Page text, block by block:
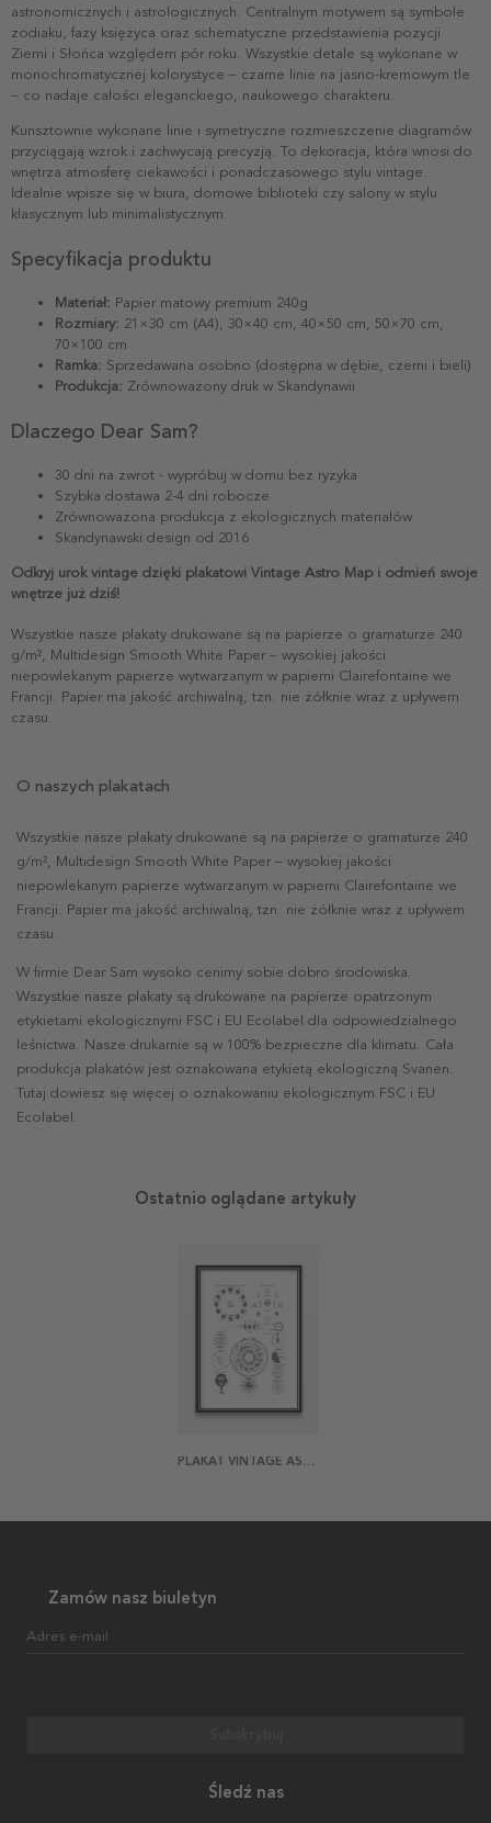
astronomicznych i astrologicznych. Centralnym motywem są symbole
zodiaku, fazy księżyca oraz schematyczne przedstawienia pozycji
Ziemi i Słońca względem pór roku. Wszystkie detale są wykonane w
monochromatycznej kolorystyce – czarne linie na jasno-kremowym tle
– co nadaje całości eleganckiego, naukowego charakteru.
Kunsztownie wykonane linie i symetryczne rozmieszczenie diagramów
przyciągają wzrok i zachwycają precyzją. To dekoracja, która wnosi do
wnętrza atmosferę ciekawości i ponadczasowego stylu vintage.
Idealnie wpisze się w biura, domowe biblioteki czy salony w stylu
klasycznym lub minimalistycznym.
Specyfikacja produktu
Materiał: Papier matowy premium 240g
Rozmiary: 21×30 cm (A4), 30×40 cm, 40×50 cm, 50×70 cm,
70×100 cm
Ramka: Sprzedawana osobno (dostępna w dębie, czerni i bieli)
Produkcja: Zrównoważony druk w Skandynawii
Dlaczego Dear Sam?
30 dni na zwrot - wypróbuj w domu bez ryzyka
Szybka dostawa 2-4 dni robocze
Zrównoważona produkcja z ekologicznych materiałów
Skandynawski design od 2016
Odkryj urok vintage dzięki plakatowi Vintage Astro Map i odmień swoje
wnętrze już dziś!
Wszystkie nasze plakaty drukowane są na papierze o gramaturze 240
g/m², Multidesign Smooth White Paper – wysokiej jakości
niepowlekanym papierze wytwarzanym w papierni Clairefontaine we
Francji. Papier ma jakość archiwalną, tzn. nie żółknie wraz z upływem
czasu.
O naszych plakatach
Wszystkie nasze plakaty drukowane są na papierze o gramaturze 240
g/m², Multidesign Smooth White Paper – wysokiej jakości
niepowlekanym papierze wytwarzanym w papierni Clairefontaine we
Francji. Papier ma jakość archiwalną, tzn. nie żółknie wraz z upływem
czasu.
W firmie Dear Sam wysoko cenimy sobie dobro środowiska.
Wszystkie nasze plakaty są drukowane na papierze opatrzonym
etykietami ekologicznymi FSC i EU Ecolabel dla odpowiedzialnego
leśnictwa. Nasze drukarnie są w 100% bezpieczne dla klimatu. Cała
produkcja plakatów jest oznakowana etykietą ekologiczną Svanen.
Tutaj dowiesz się więcej o oznakowaniu ekologicznym FSC i EU
Ecolabel.
Ostatnio oglądane artykuły
PLAKAT VINTAGE ASTRO MAP
Zamów nasz biuletyn
Adres e-mail
Śledź nas